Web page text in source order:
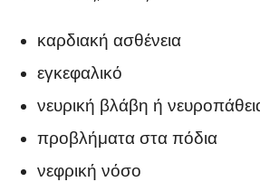
καρδιακή ασθένεια
εγκεφαλικό
νευρική βλάβη ή
προβλήματα στα πόδια
νεφρική νόσο